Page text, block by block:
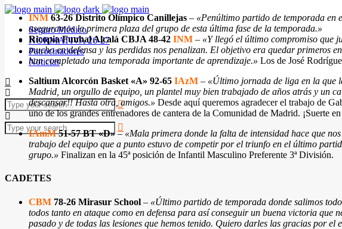
Seguro Médico
NORMATIVA 26-27
Patrocinadores
Noticias
INM 63-26 Distrito Olímpico Canillejas – «Penúltimo partido de temporada
aseguramos la primera plaza del grupo de esta última fase de la temporada.»
Ricopia Funbal Alcalá CBJA 48-42 INM – «Y llegó el último compromiso que
mucho en defensa y las perdidas nos penalizan. El objetivo era quedar primeros
han completado una temporada importante de aprendizaje.» Los de José
Saltium Alcorcón Basket «A» 92-65 IAzM – «Último jornada de liga en la que
Madrid, un orgullo de equipo, un plantel muy bien trabajado de años atrás y un
descansar!! Hasta otra, amigos.» Desde aquí queremos agradecer el trabajo de
uno de los grandes entrenadores de cantera de la Comunidad de Madrid. ¡Suerte
IAmM 51-57 BT «D» –«Mala primera donde la falta de intensidad hace que
trabajo del equipo que a punto estuvo de competir por el triunfo en el último
grupo.» Finalizan en la 45ª posición de Infantil Masculino Preferente 3ª División.
CADETES
CBM 78-26 Mirasur School – «Último partido de temporada donde salimos
todos tanto en ataque como en defensa para así conseguir un buena victoria que
pasado y de todas las lesiones que hemos tenido. Quiero darles las gracias por el